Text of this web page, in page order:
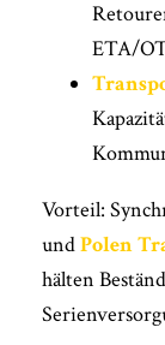
ETA/
Vorteil:
undPolen
hälten